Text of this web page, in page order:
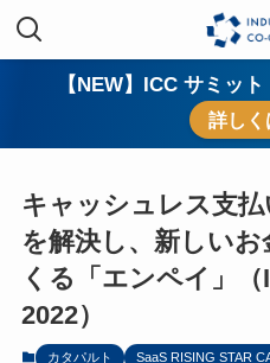
【NEW】ICC サミッ
詳しく
キャッシュレス支
を解決し、新しい
くる「エンペイ」
2022）
カタパルト
SaaS RISING STAR